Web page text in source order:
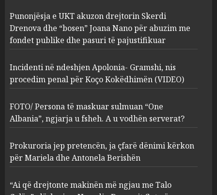
2
Apolonia- Gramshi, nis
procedim penal për Koço
Kokëdhimën (VIDEO)
MARCH 27, 2025
3
FOTO/ Persona të maskuar
sulmuan “One Albania”,
ngjarja u fsheh. A u vodhën
serverat?
MARCH 25, 2025
Prokuroria jep pretencën, ja
çfarë dënimi kërkon për
Berishën
Punonjësja e UKT akuzon drejtorin Skerdi
Drenova dhe “bosen” Joana Nano për abuzim me
fondet publike dhe pasuri të pajustifikuar
Incidenti në ndeshjen Apolonia- Gramshi, nis
procedim penal për Koço Kokëdhimën (VIDEO)
FOTO/ Persona të maskuar sulmuan “One
Albania”, ngjarja u fsheh. A u vodhën serverat?
Prokuroria jep pretencën, ja çfarë dënimi kërkon
për Mariela dhe Antonela Berishën
“Ai që drejtonte makinën më ngjau me Talo